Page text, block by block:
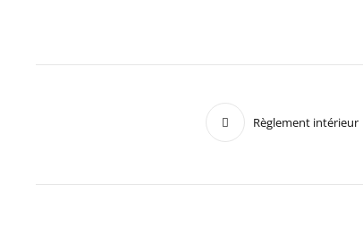
Règlement intérieur